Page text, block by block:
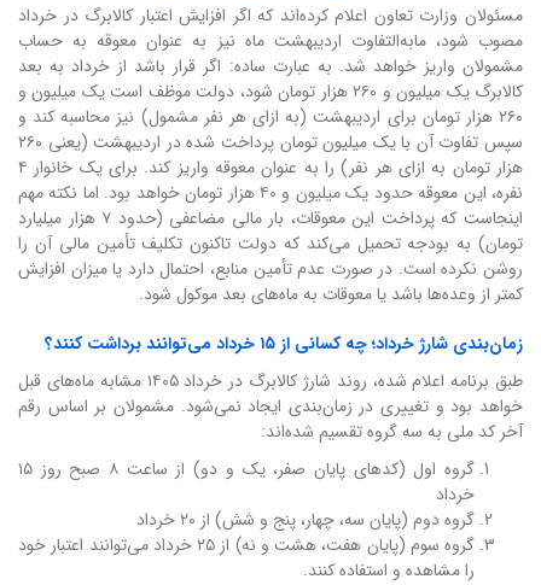
مسئولان وزارت تعاون اعلام کرده‌اند که اگر افزایش اعتبار کالابرگ در خرداد
مصوب شود، مابه‌التفاوت اردیبهشت ماه نیز به عنوان معوقه به حساب
مشمولان واریز خواهد شد. به عبارت ساده: اگر قرار باشد از خرداد به بعد
کالابرگ یک میلیون و ۲۶۰ هزار تومان شود، دولت موظف است یک میلیون و
۲۶۰ هزار تومان برای اردیبهشت (به ازای هر نفر مشمول) نیز محاسبه کند و
سپس تفاوت آن با یک میلیون تومان پرداخت شده در اردیبهشت (یعنی ۲۶۰
هزار تومان به ازای هر نفر) را به عنوان معوقه واریز کند. برای یک خانوار ۴
نفره، این معوقه حدود یک میلیون و ۴۰ هزار تومان خواهد بود. اما نکته مهم
اینجاست که پرداخت این معوقات، بار مالی مضاعفی (حدود ۷ هزار میلیارد
تومان) به بودجه تحمیل می‌کند که دولت تاکنون تکلیف تأمین مالی آن را
روشن نکرده است. در صورت عدم تأمین منابع، احتمال دارد یا میزان افزایش
کمتر از وعده‌ها باشد یا معوقات به ماه‌های بعد موکول شود.
زمان‌بندی شارژ خرداد؛ چه کسانی از ۱۵ خرداد می‌توانند برداشت کنند؟
طبق برنامه اعلام شده، روند شارژ کالابرگ در خرداد ۱۴۰۵ مشابه ماه‌های قبل
خواهد بود و تغییری در زمان‌بندی ایجاد نمی‌شود. مشمولان بر اساس رقم
آخر کد ملی به سه گروه تقسیم شده‌اند:
گروه اول (کدهای پایان صفر، یک و دو) از ساعت ۸ صبح روز ۱۵
خرداد
گروه دوم (پایان سه، چهار، پنج و شش) از ۲۰ خرداد
گروه سوم (پایان هفت، هشت و نه) از ۲۵ خرداد می‌توانند اعتبار خود
را مشاهده و استفاده کنند.